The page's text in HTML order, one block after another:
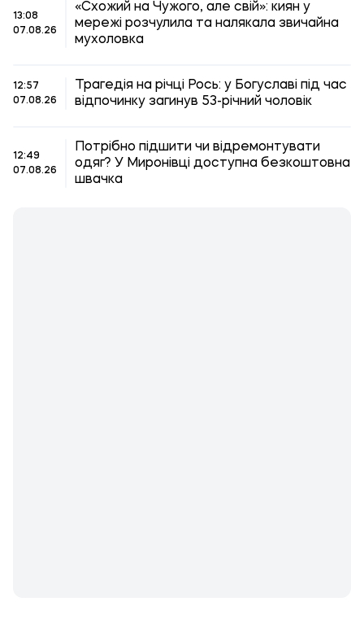
13:08
07.08.26
«Схожий на Чужого, але свій»: киян у
мережі розчулила та налякала звичайна
мухоловка
12:57
07.08.26
Трагедія на річці Рось: у Богуславі під час
відпочинку загинув 53-річний чоловік
12:49
07.08.26
Потрібно підшити чи відремонтувати
одяг? У Миронівці доступна безкоштовна
швачка